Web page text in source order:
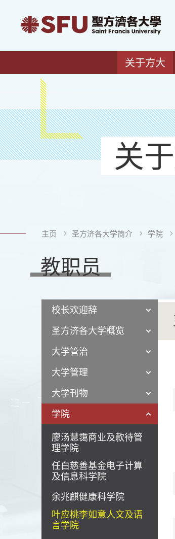
关于方大
关
主页 圣方济各大学简介 学院
教职员
校长欢迎辞
圣方济各大学概览
大学管治
大学管理
大学刊物
学院
廖汤慧霭商业及款待管
理学院
任白慈善基金电子计算
及信息科学院
余兆麒健康科学院
叶应桃李如意人文及语
言学院